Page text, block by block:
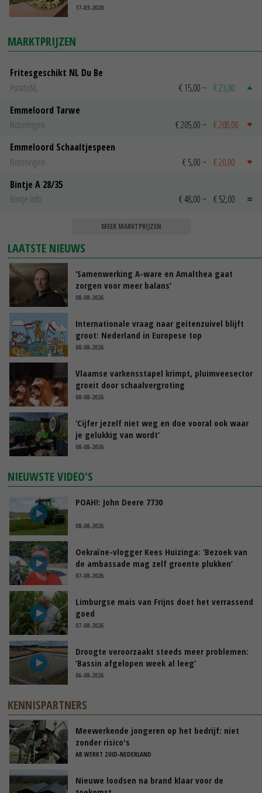
17-03-2020
MARKTPRIJZEN
Fritesgeschikt NL Du Be
PotatoNL
€ 15,00 ~ € 23,00
Emmeloord Tarwe
Noteringen
€ 205,00 ~ € 208,00
Emmeloord Schaaltjespeen
Noteringen
€ 5,00 ~ € 20,00
Bintje A 28/35
Bintje Info
€ 48,00 ~ € 52,00
MEER MARKTPRIJZEN
LAATSTE NIEUWS
‘Samenwerking A-ware en Amalthea gaat
zorgen voor meer balans’
08-08-2026
Internationale vraag naar geitenzuivel blijft
groot: Nederland in Europese top
08-08-2026
Vlaamse varkensstapel krimpt, pluimveesector
groeit door schaalvergroting
08-08-2026
‘Cijfer jezelf niet weg en doe vooral ook waar
je gelukkig van wordt’
08-08-2026
NIEUWSTE VIDEO'S
POAH!: John Deere 7730
08-08-2026
Oekraïne-vlogger Kees Huizinga: ‘Bezoek van
de ambassade mag zelf groente plukken’
07-08-2026
Limburgse mais van Frijns doet het verrassend
goed
07-08-2026
Droogte veroorzaakt steeds meer problemen:
‘Bassin afgelopen week al leeg’
06-08-2026
KENNISPARTNERS
Meewerkende jongeren op het bedrijf: niet
zonder risico's
AB WERKT ZUID-NEDERLAND
Nieuwe loodsen na brand klaar voor de